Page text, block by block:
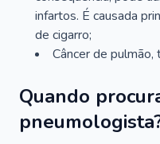
infartos. É causada
de cigarro;
Câncer de pulmão,
Quando